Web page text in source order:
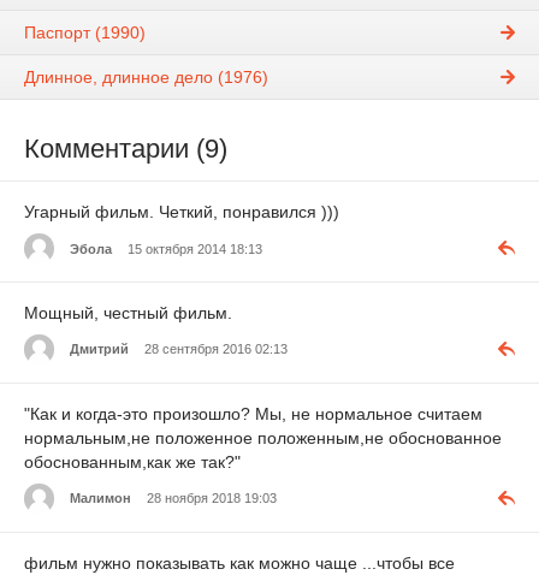
Паспорт (1990)
Длинное, длинное дело (1976)
Комментарии (9)
Угарный фильм. Четкий, понравился )))
Эбола 15 октября 2014 18:13
Мощный, честный фильм.
Дмитрий 28 сентября 2016 02:13
"Как и когда-это произошло? Мы, не нормальное считаем
нормальным,не положенное положенным,не обоснованное
обоснованным,как же так?"
Малимон 28 ноября 2018 19:03
фильм нужно показывать как можно чаще ...чтобы все